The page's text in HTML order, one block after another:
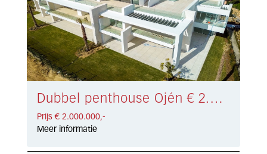
Dubbel penthouse Ojén € 2.000.000,-
Prijs € 2.000.000,-
Meer informatie